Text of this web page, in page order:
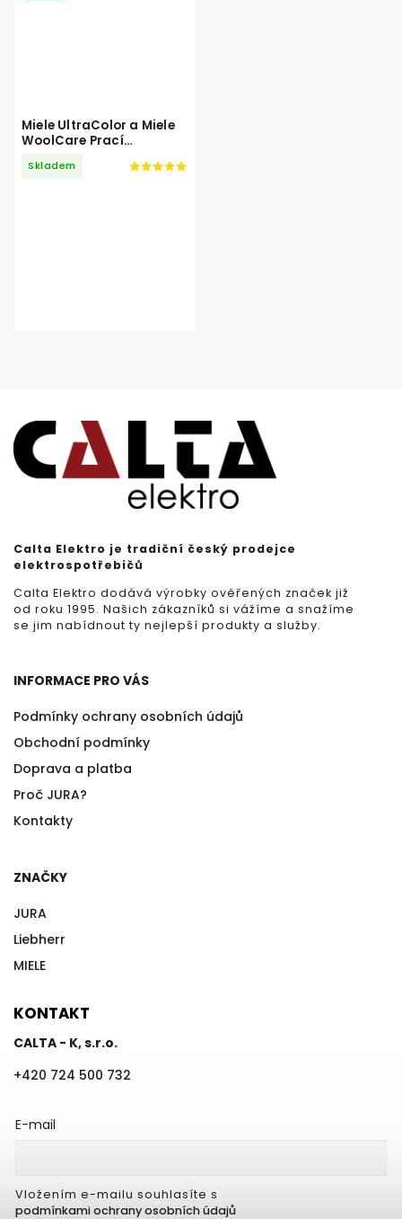
Miele UltraColor a Miele
WoolCare Prací
Skladem
Calta Elektro je tradiční český prodejce
elektrospotřebičů
Calta Elektro dodává výrobky ověřených značek již
od roku 1995. Našich zákazníků si vážíme a snažíme
se jim nabídnout ty nejlepší produkty a služby.
INFORMACE PRO VÁS
Podmínky ochrany osobních údajů
Obchodní podmínky
Doprava a platba
Proč JURA?
Kontakty
ZNAČKY
JURA
Liebherr
MIELE
KONTAKT
CALTA - K, s.r.o.
+420 724 500 732
E-mail
Vložením e-mailu souhlasíte s
podmínkami ochrany osobních údajů